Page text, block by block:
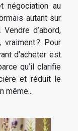
négociation au
autant sur
d’abord,
? Pour
d’acheter est
qu’il clarifie
et réduit le
même...